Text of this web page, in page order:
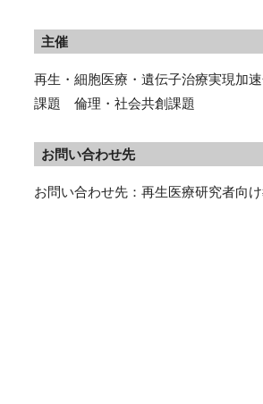
主催
再生・細胞医療・遺伝子治療実現加
課題 倫理・社会共創課題
お問い合わせ先
お問い合わせ先：再生医療研究者向